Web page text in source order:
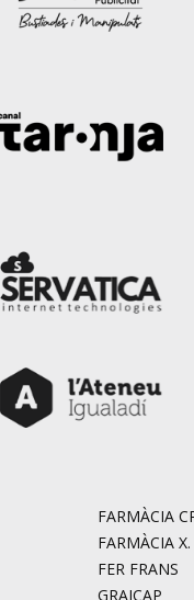
FARMÀCIA
FARMÀCIA
FER FRANS
GRAICAP